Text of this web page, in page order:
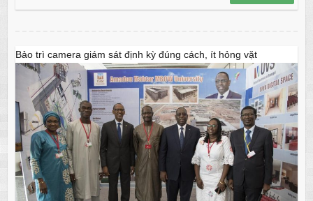
Bảo trì camera giám sát định kỳ đúng cách, ít hỏng vặt